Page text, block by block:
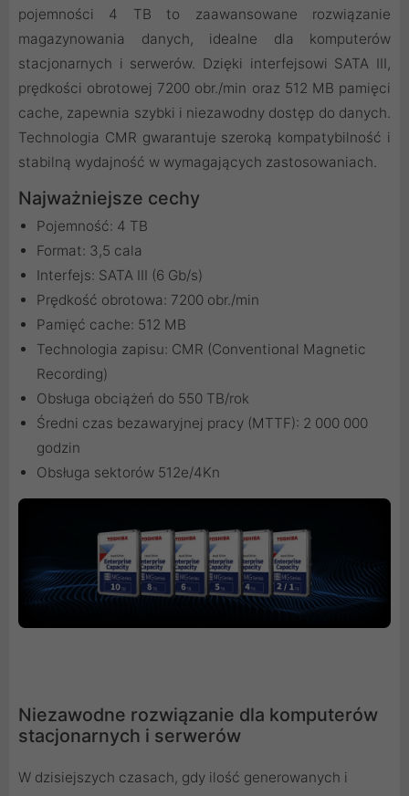
pojemności 4 TB to zaawansowane rozwiązanie
magazynowania danych, idealne dla komputerów
stacjonarnych i serwerów. Dzięki interfejsowi SATA III,
prędkości obrotowej 7200 obr./min oraz 512 MB pamięci
cache, zapewnia szybki i niezawodny dostęp do danych.
Technologia CMR gwarantuje szeroką kompatybilność i
stabilną wydajność w wymagających zastosowaniach.
Najważniejsze cechy
Pojemność: 4 TB
Format: 3,5 cala
Interfejs: SATA III (6 Gb/s)
Prędkość obrotowa: 7200 obr./min
Pamięć cache: 512 MB
Technologia zapisu: CMR (Conventional Magnetic
Recording)
Obsługa obciążeń do 550 TB/rok
Średni czas bezawaryjnej pracy (MTTF): 2 000 000
godzin
Obsługa sektorów 512e/4Kn
Niezawodne rozwiązanie dla komputerów
stacjonarnych i serwerów
W dzisiejszych czasach, gdy ilość generowanych i